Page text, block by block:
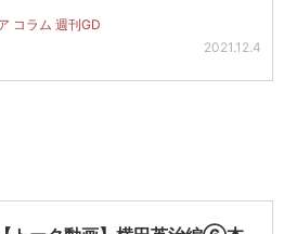
コラム 週刊GD
2021.12.4